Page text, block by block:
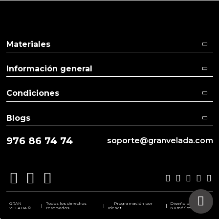
976 86 74 74 soporte@granvelada.com
Materiales
Información general
Condiciones
Blogs
GRAN
VELADA ©
|
Todos los derechos
reservados
|
Programación por
Idenet
|
Diseño por
Numéricco